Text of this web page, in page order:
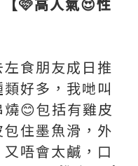
食朋友成日推
好多，我哋叫
😊包括有雞皮
住墨魚滑，外
唔會太鹹，口